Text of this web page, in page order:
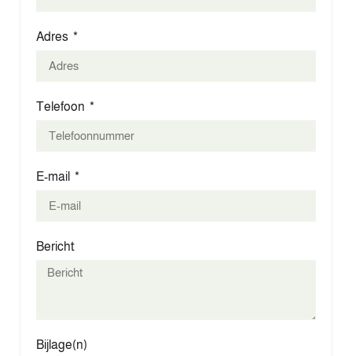
Adres
Telefoon
E-mail
Bericht
Bijlage(n)